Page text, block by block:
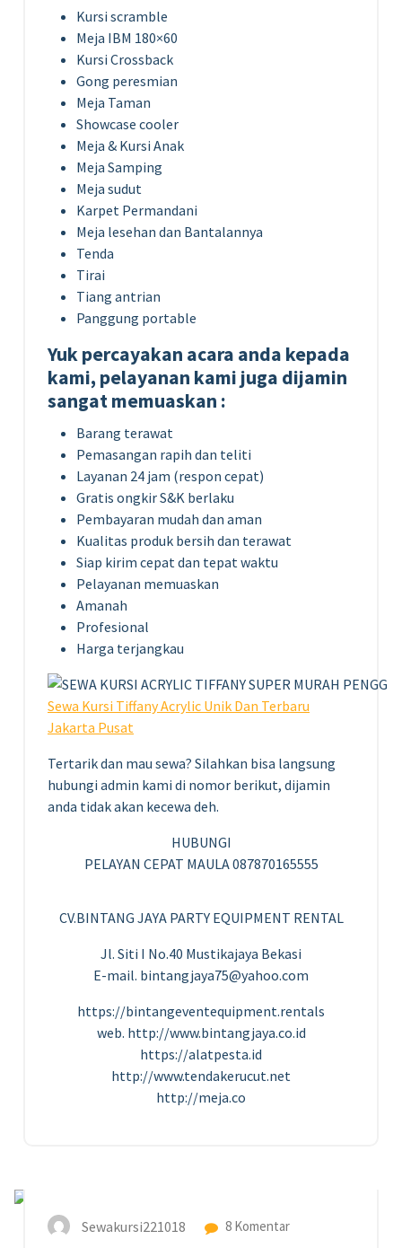
Kursi scramble
Meja IBM 180×60
Kursi Crossback
Gong peresmian
Meja Taman
Showcase cooler
Meja & Kursi Anak
Meja Samping
Meja sudut
Karpet Permandani
Meja lesehan dan Bantalannya
Tenda
Tirai
Tiang antrian
Panggung portable
Yuk percayakan acara anda kepada
kami, pelayanan kami juga dijamin
sangat memuaskan :
Barang terawat
Pemasangan rapih dan teliti
Layanan 24 jam (respon cepat)
Gratis ongkir S&K berlaku
Pembayaran mudah dan aman
Kualitas produk bersih dan terawat
Siap kirim cepat dan tepat waktu
Pelayanan memuaskan
Amanah
Profesional
Harga terjangkau
Sewa Kursi Tiffany Acrylic Unik Dan Terbaru
Jakarta Pusat
Tertarik dan mau sewa? Silahkan bisa langsung
hubungi admin kami di nomor berikut, dijamin
anda tidak akan kecewa deh.
HUBUNGI
PELAYAN CEPAT MAULA 087870165555
CV.BINTANG JAYA PARTY EQUIPMENT RENTAL
Jl. Siti I No.40 Mustikajaya Bekasi
E-mail. bintangjaya75@yahoo.com
https://bintangeventequipment.rentals
web. http://www.bintangjaya.co.id
https://alatpesta.id
http://www.tendakerucut.net
http://meja.co
Sewakursi221018 8 Komentar